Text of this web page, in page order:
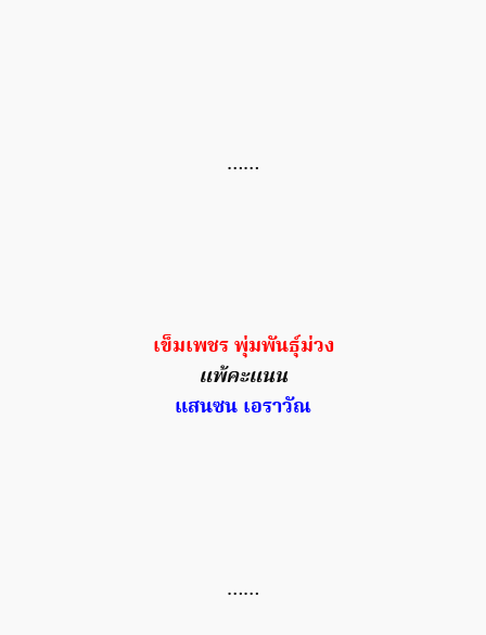
……
เข็มเพชร พุ่มพันธุ์ม่วง
แพ้คะแนน
แสนซน เอราวัณ
……